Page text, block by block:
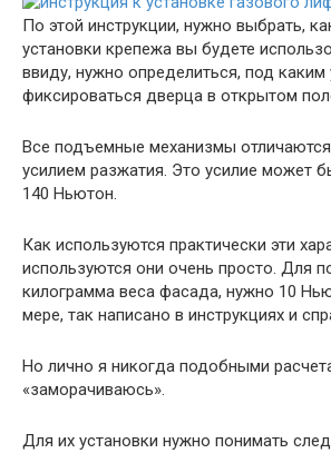
По этой инструкции, нужно выбрать,
установки крепежа вы будете
ввиду, нужно определиться, под
фиксироваться дверца в открытом
Все подъемные механизмы отличаются
усилием разжатия. Это усилие может
140 Ньютон.
Как используются практически эти
используются они очень просто. Для
килограмма веса фасада, нужно 10
мере, так написано в инструкциях и
Но лично я никогда подобными
«заморачиваюсь».
Для их установки нужно понимать